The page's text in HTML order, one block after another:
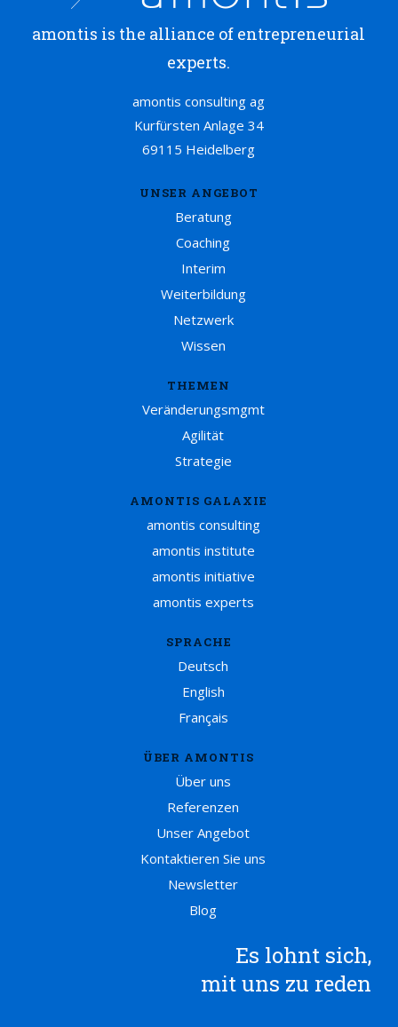
amontis is the alliance of entrepreneurial
experts.
amontis consulting ag
Kurfürsten Anlage 34
69115 Heidelberg
UNSER ANGEBOT
Beratung
Coaching
Interim
Weiterbildung
Netzwerk
Wissen
THEMEN
Veränderungsmgmt
Agilität
Strategie
AMONTIS GALAXIE
amontis consulting
amontis institute
amontis initiative
amontis experts
SPRACHE
Deutsch
English
Français
ÜBER AMONTIS
Über uns
Referenzen
Unser Angebot
Kontaktieren Sie uns
Newsletter
Blog
Es lohnt sich,
mit uns zu reden